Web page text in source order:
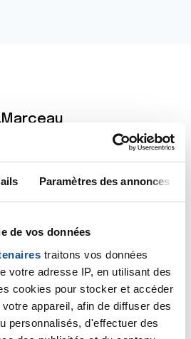
Paramètres des annonces
de vos données
traitons vos données
votre adresse IP, en utilisant des
cookies pour stocker et accéder
appareil, afin de diffuser des
personnalisés, d'effectuer des
à décéder. Elle aura droit à
temps, il me semble important
plan psychologique et le plus
serait de vous rendre au
de La Ligue. Vous y